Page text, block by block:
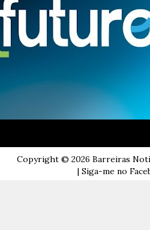
Copyright © 2026 Barreiras
| Siga-me no